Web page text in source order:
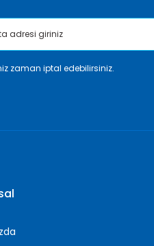
zaman iptal edebilirsiniz.